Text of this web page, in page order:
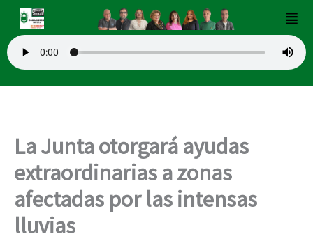
contenido
La Junta otorgará ayudas
extraordinarias a zonas
afectadas por las intensas
lluvias